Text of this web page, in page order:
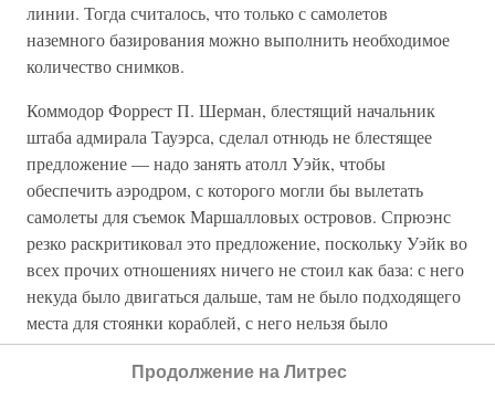
линии. Тогда считалось, что только с самолетов
наземного базирования можно выполнить необходимое
количество снимков.
Коммодор Форрест П. Шерман, блестящий начальник
штаба адмирала Тауэрса, сделал отнюдь не блестящее
предложение — надо занять атолл Уэйк, чтобы
обеспечить аэродром, с которого могли бы вылетать
самолеты для съемок Маршалловых островов. Спрюэнс
резко раскритиковал это предложение, поскольку Уэйк во
всех прочих отношениях ничего не стоил как база: с него
некуда было двигаться дальше, там не было подходящего
места для стоянки кораблей, с него нельзя было
осуществлять защиту любой действующей или
предполагаемой союзнической линии коммуникации.
Продолжение на Литрес